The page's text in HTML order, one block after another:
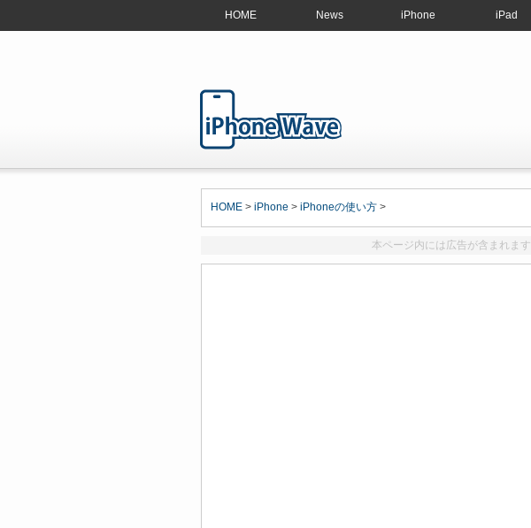
HOME News iPhone iPad
HOME > iPhone > iPhoneの使い方 >
本ページ内には広告が含まれます